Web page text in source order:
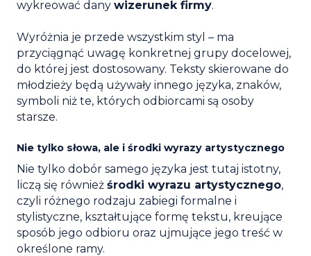
wykreować dany wizerunek firmy.
Wyróżnia je przede wszystkim styl – ma
przyciągnąć uwagę konkretnej grupy docelowej,
do której jest dostosowany. Teksty skierowane do
młodzieży będą używały innego języka, znaków,
symboli niż te, których odbiorcami są osoby
starsze.
Nie tylko słowa, ale i środki wyrazy artystycznego
Nie tylko dobór samego języka jest tutaj istotny,
liczą się również środki wyrazu artystycznego,
czyli różnego rodzaju zabiegi formalne i
stylistyczne, kształtujące formę tekstu, kreujące
sposób jego odbioru oraz ujmujące jego treść w
określone ramy.